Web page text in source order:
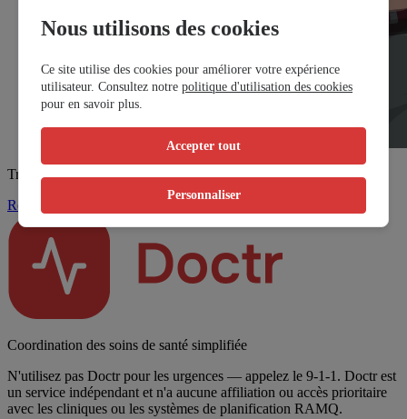
Trouvez un rendez-vous
Réserver maintenant
Coordination des soins de santé simplifiée
N'utilisez pas Doctr pour les urgences — appelez le 9-1-1. Doctr est
un service indépendant et n'a aucune affiliation ou accès prioritaire
avec les cliniques ou les systèmes de planification RAMQ.
Nous utilisons des cookies
Ce site utilise des cookies pour améliorer votre expérience
utilisateur. Consultez notre politique d'utilisation des cookies
pour en savoir plus.
Accepter tout
Personnaliser